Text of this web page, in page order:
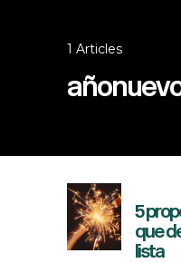
1 Articles
5
que
lista